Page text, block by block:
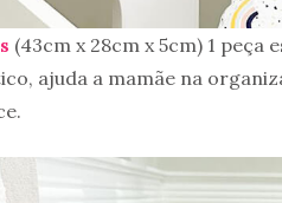
(43cm x 28cm x 5cm) 1 peça
ajuda a mamãe na